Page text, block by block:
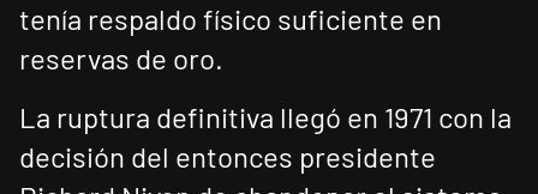
tenía respaldo físico suficiente en
reservas de oro.
La ruptura definitiva llegó en 1971 con la
decisión del entonces presidente